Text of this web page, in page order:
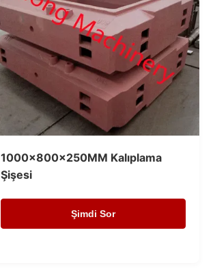
1000x800x250MM Kalıplama
Şişesi
Şimdi Sor